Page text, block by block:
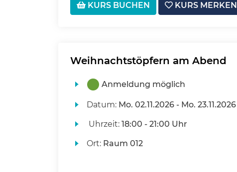
KURS BUCHEN KURS MERKEN
Weihnachtstöpfern am Abend
Anmeldung möglich
Datum: Mo. 02.11.2026 - Mo. 23.11.2026
Uhrzeit: 18:00 - 21:00 Uhr
Ort: Raum 012